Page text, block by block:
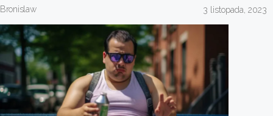
Bronislaw 3 listopada, 2023